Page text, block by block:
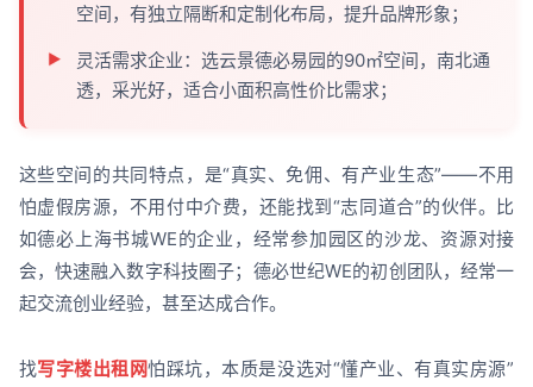
空间，有独立隔断和定制化布局，提升品牌形象；
灵活需求企业：选云景德必易园的90㎡空间，南北通
透，采光好，适合小面积高性价比需求；
这些空间的共同特点，是“真实、免佣、有产业生态”——不用
怕虚假房源，不用付中介费，还能找到“志同道合”的伙伴。比
如德必上海书城WE的企业，经常参加园区的沙龙、资源对接
会，快速融入数字科技圈子；德必世纪WE的初创团队，经常一
起交流创业经验，甚至达成合作。
找写字楼出租网怕踩坑，本质是没选对“懂产业、有真实房源”